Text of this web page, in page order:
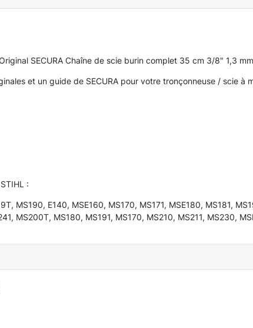
SECURA Chaîne de scie burin complet 35 cm 3/8" 1,3
et un guide de SECURA pour votre tronçonneuse / scie à
:
MS190, E140, MSE160, MS170, MS171, MSE180, MS181,
MS200T, MS180, MS191, MS170, MS210, MS211, MS230,